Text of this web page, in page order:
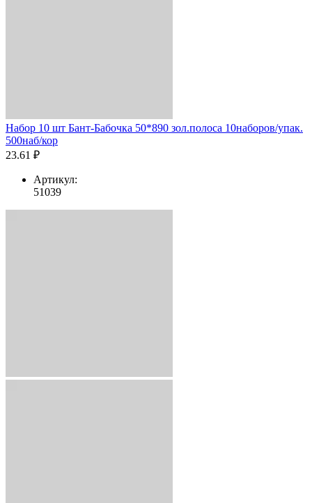
Набор 10 шт Бант-Бабочка 50*890 зол.полоса 10наборов/упак.
500наб/кор
23.61 ₽
Артикул:
51039